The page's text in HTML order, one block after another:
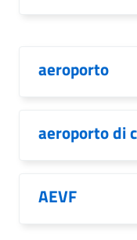
aeroporto
aeroporto di
AEVF